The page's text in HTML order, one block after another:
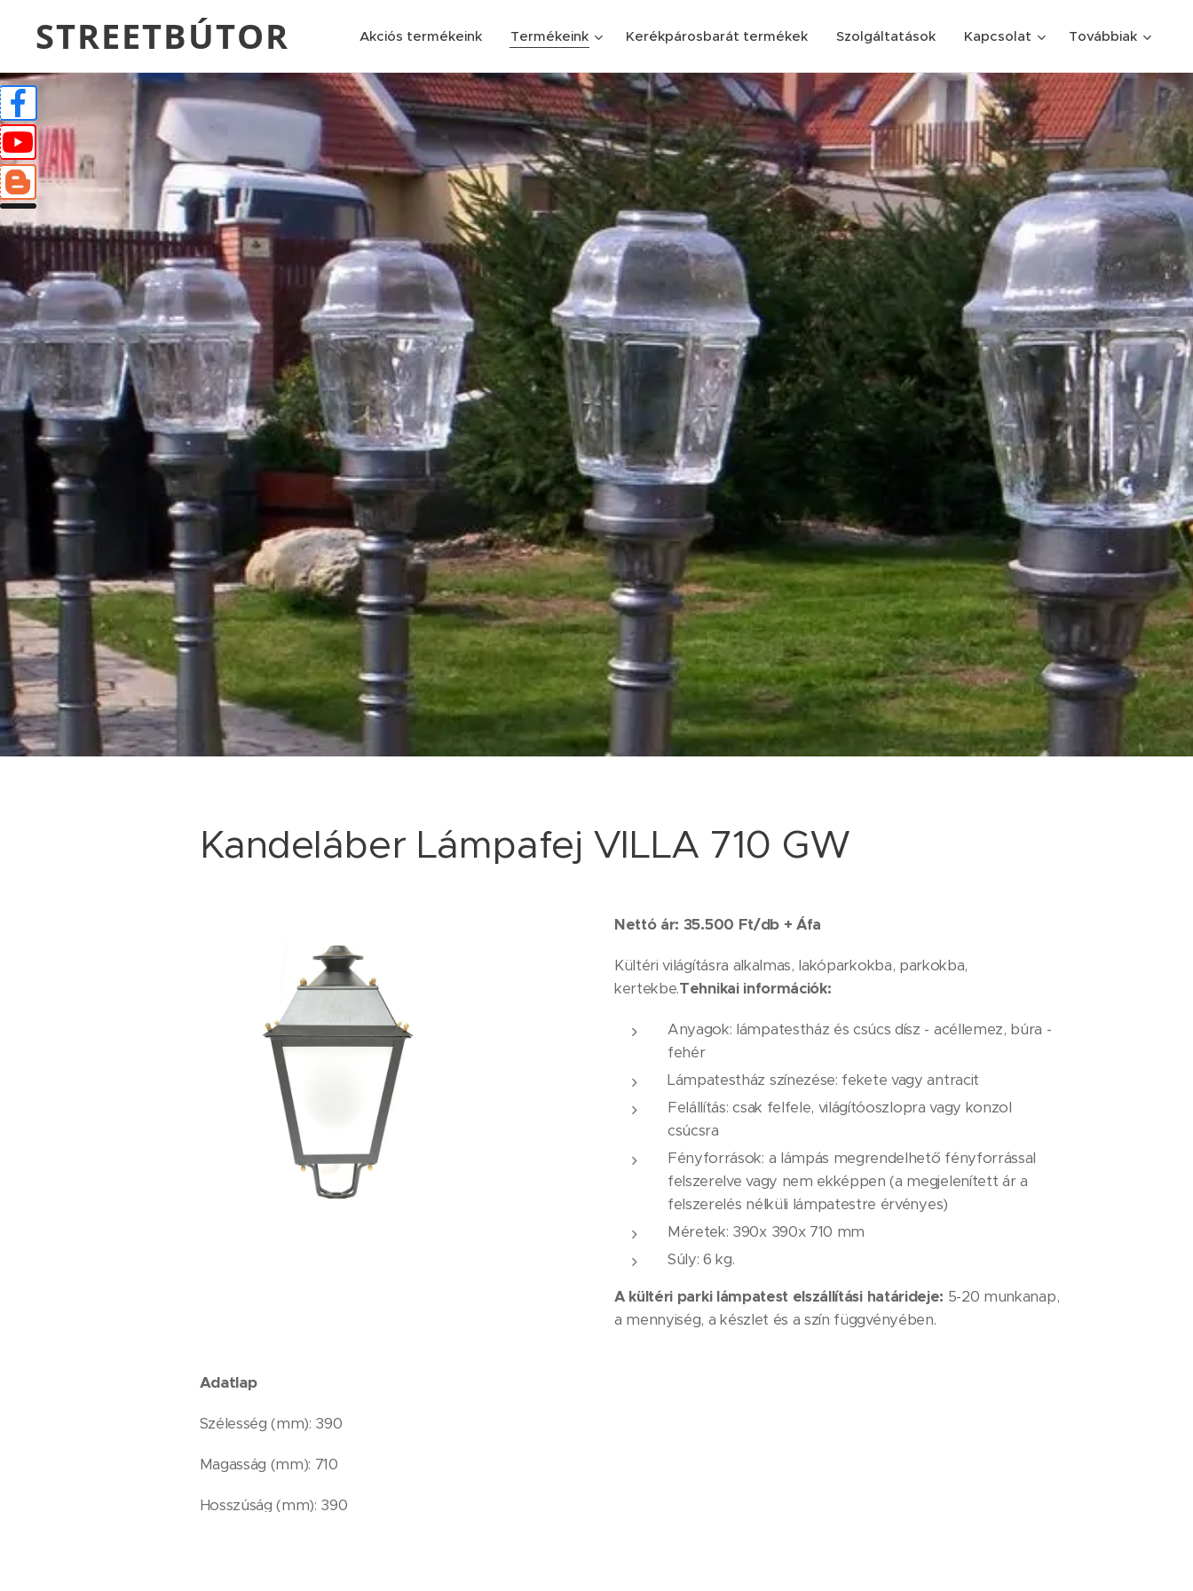
STREETBÚTOR Akciós termékeink Termékeink Kerékpárosbarát termékek Szolgáltatások Kapcsolat Továbbiak
Kandeláber Lámpafej VILLA 710 GW
Nettó ár: 35.500 Ft/db + Áfa
Kültéri világításra alkalmas, lakóparkokba, parkokba,
kertekbe.Tehnikai információk:
Anyagok: lámpatestház és csúcs dísz - acéllemez, búra -
fehér
Lámpatestház színezése: fekete vagy antracit
Felállítás: csak felfele, világítóoszlopra vagy konzol
csúcsra
Fényforrások: a lámpás megrendelhető fényforrással
felszerelve vagy nem ekképpen (a megjelenített ár a
felszerelés nélküli lámpatestre érvényes)
Méretek: 390x 390x 710 mm
Súly: 6 kg.
A kültéri parki lámpatest elszállítási határideje: 5-20 munkanap,
a mennyiség, a készlet és a szín függvényében.
Adatlap
Szélesség (mm): 390
Magasság (mm): 710
Hosszúság (mm): 390